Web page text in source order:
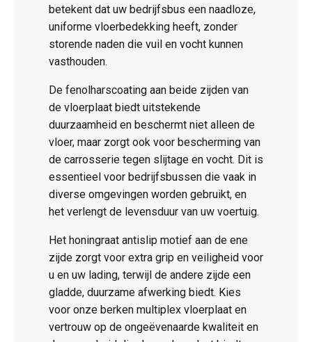
betekent dat uw bedrijfsbus een naadloze,
uniforme vloerbedekking heeft, zonder
storende naden die vuil en vocht kunnen
vasthouden.
De fenolharscoating aan beide zijden van
de vloerplaat biedt uitstekende
duurzaamheid en beschermt niet alleen de
vloer, maar zorgt ook voor bescherming van
de carrosserie tegen slijtage en vocht. Dit is
essentieel voor bedrijfsbussen die vaak in
diverse omgevingen worden gebruikt, en
het verlengt de levensduur van uw voertuig.
Het honingraat antislip motief aan de ene
zijde zorgt voor extra grip en veiligheid voor
u en uw lading, terwijl de andere zijde een
gladde, duurzame afwerking biedt. Kies
voor onze berken multiplex vloerplaat en
vertrouw op de ongeëvenaarde kwaliteit en